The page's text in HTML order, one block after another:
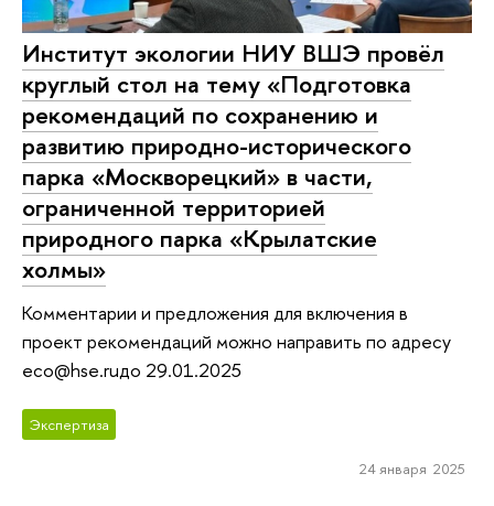
Институт экологии НИУ ВШЭ провёл
круглый стол на тему «Подготовка
рекомендаций по сохранению и
развитию природно-исторического
парка «Москворецкий» в части,
ограниченной территорией
природного парка «Крылатские
холмы»
Комментарии и предложения для включения в
проект рекомендаций можно направить по адресу
eco@hse.ruдо 29.01.2025
Экспертиза
24 января 2025